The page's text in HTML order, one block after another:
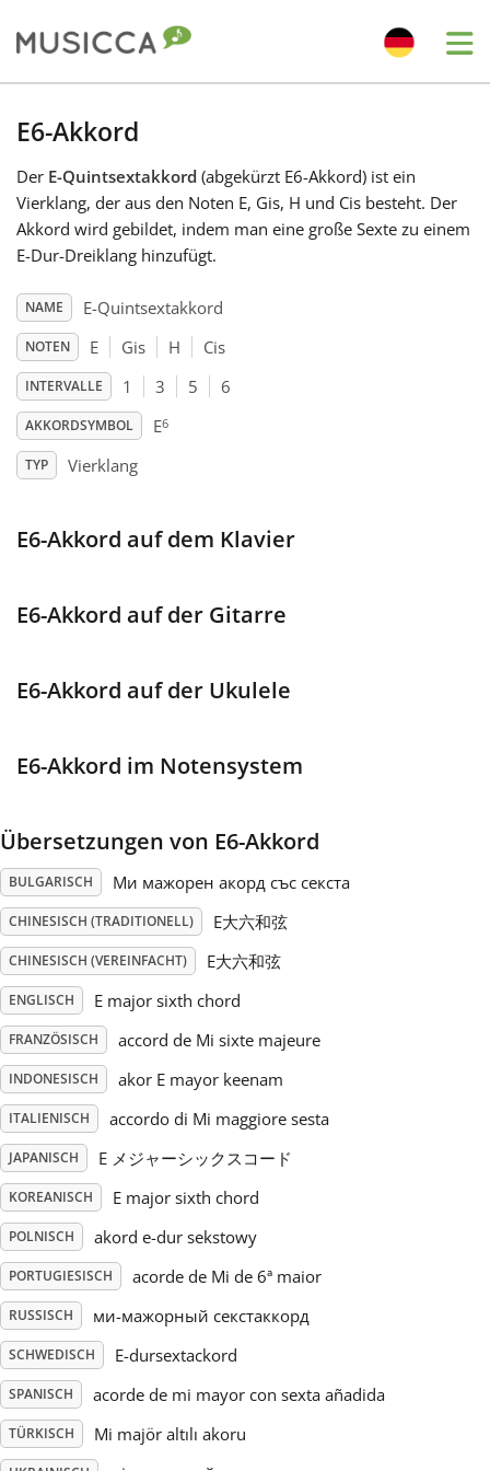
Български
Dansk
English
Español
Français
한국어
Polski
Português
Русский
Svenska
Tiếng Việt
Türkçe
Українська
简体中文
繁體中文
E6-Akkord
Der E-Quintsextakkord (abgekürzt E6-Akkord) ist ein
Vierklang, der aus den Noten E, Gis, H und Cis besteht. Der
Akkord wird gebildet, indem man eine große Sexte zu einem
E-Dur-Dreiklang hinzufügt.
NAME E-Quintsextakkord
NOTEN E Gis H Cis
INTERVALLE 1 3 5 6
AKKORDSYMBOL E6
TYP Vierklang
E6-Akkord auf dem Klavier
E6-Akkord auf der Gitarre
E6-Akkord auf der Ukulele
E6-Akkord im Notensystem
Übersetzungen von E6-Akkord
BULGARISCH Ми мажорен акорд със секста
CHINESISCH (TRADITIONELL) E大六和弦
CHINESISCH (VEREINFACHT) E大六和弦
ENGLISCH E major sixth chord
FRANZÖSISCH accord de Mi sixte majeure
INDONESISCH akor E mayor keenam
ITALIENISCH accordo di Mi maggiore sesta
JAPANISCH E メジャーシックスコード
KOREANISCH E major sixth chord
POLNISCH akord e-dur sekstowy
PORTUGIESISCH acorde de Mi de 6ª maior
RUSSISCH ми-мажорный секстаккорд
SCHWEDISCH E-dursextackord
SPANISCH acorde de mi mayor con sexta añadida
TÜRKISCH Mi majör altılı akoru